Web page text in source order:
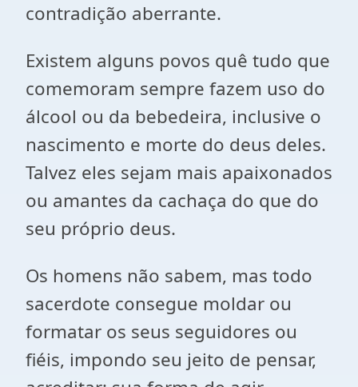
contradição aberrante.
Existem alguns povos quê tudo que
comemoram sempre fazem uso do
álcool ou da bebedeira, inclusive o
nascimento e morte do deus deles.
Talvez eles sejam mais apaixonados
ou amantes da cachaça do que do
seu próprio deus.
Os homens não sabem, mas todo
sacerdote consegue moldar ou
formatar os seus seguidores ou
fiéis, impondo seu jeito de pensar,